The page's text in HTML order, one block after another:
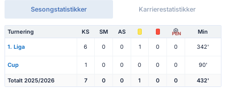
Sesongstatistikker Karrierestatistikker
Turnering KS SM AS PEN Min
1. Liga 6 0 0 1 0 0 342'
Cup 1 0 0 0 0 0 90'
Totalt 2025/2026 7 0 0 1 0 0 432'